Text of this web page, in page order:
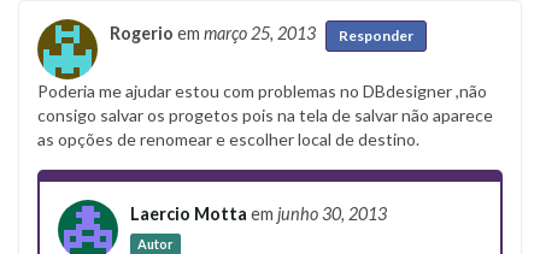
Rogerio em março 25, 2013 Responder
Poderia me ajudar estou com problemas no DBdesigner ,não
consigo salvar os progetos pois na tela de salvar não aparece
as opções de renomear e escolher local de destino.
Laercio Motta em junho 30, 2013
Autor